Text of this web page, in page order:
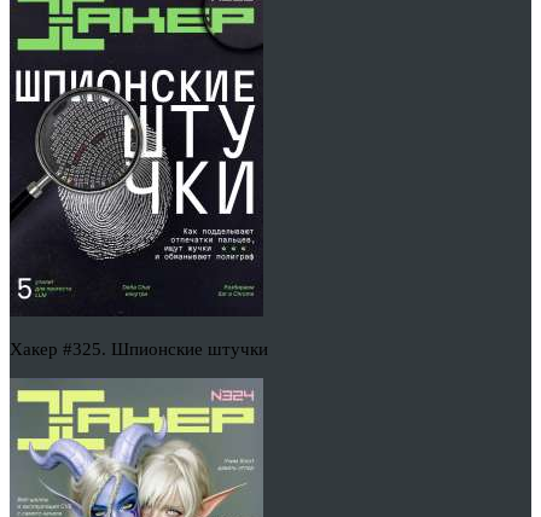
Хакер #325. Шпионские штучки